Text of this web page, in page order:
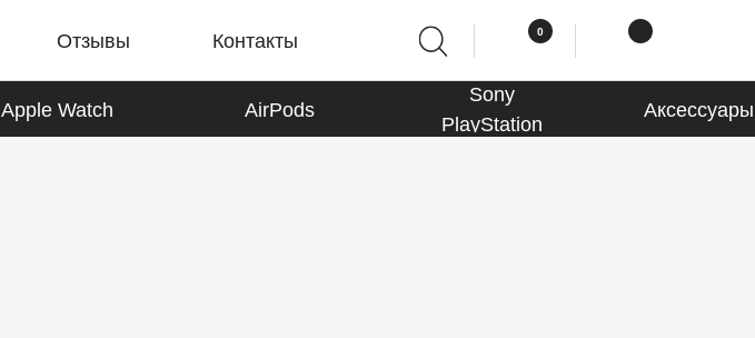
0
Отзывы Контакты
Apple Watch AirPods Аксессуары
Sony
PlayStation